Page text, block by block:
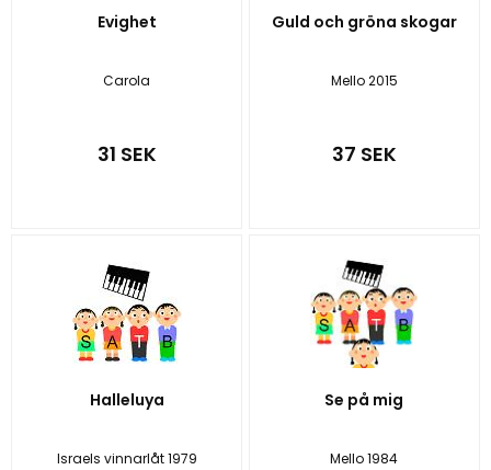
Evighet
Carola
31 SEK
Guld och gröna skogar
Mello 2015
37 SEK
Halleluya
Israels vinnarlåt 1979
Se på mig
Mello 1984